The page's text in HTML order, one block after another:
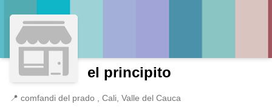
el principito
📍 comfandi del prado , Cali, Valle del Cauca